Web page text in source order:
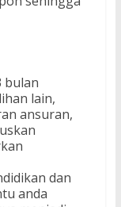
bulan
lain,
ansuran,
dan
anda